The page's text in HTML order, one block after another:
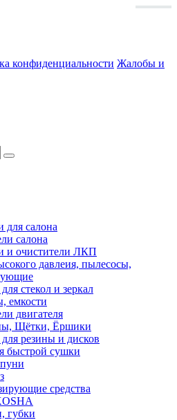
конфиденциальности Жалобы и
для салона
салона
и очистители ЛКП
давлеия, пылесосы,
стекол и зеркал
емкости
двигателя
Щётки, Ёршики
резины и дисков
быстрой сушки
средства
губки